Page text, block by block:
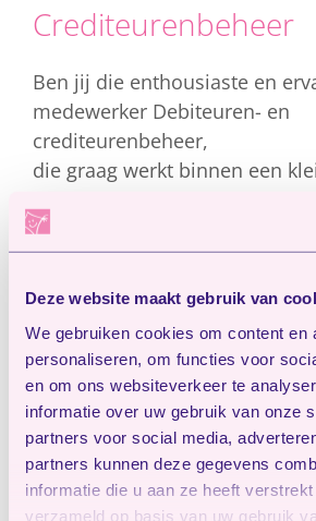
Deze website maakt gebruik van
We gebruiken cookies om content en
personaliseren, om functies voor
en om ons websiteverkeer te
informatie over uw gebruik van onze
partners voor social media,
partners kunnen deze gegevens
informatie die u aan ze heeft
verzameld op basis van uw gebruik
Crediteurenbeheer
Ben jij die enthousiaste en
medewerker Debiteuren- en
crediteurenbeheer,
die graag werkt binnen een
Kom dan werken bij
Een diverse en uitdagende
eigen verantwoordelijkheid en
werk een eigen draai te geven.
gezellig team om je heen en
informele werksfeer. Er is veel
persoonlijke ontwikkeling en
inbreng zijn meer dan welkom.
zorgen onze verschillende,